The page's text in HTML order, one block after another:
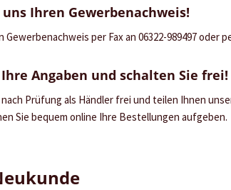
uns Ihren Gewerbenachweis!
Gewerbenachweis per Fax an 06322-989497 oder
Angaben und schalten Sie frei!
Prüfung als Händler frei und teilen Ihnen
Sie bequem online Ihre Bestellungen aufgeben.